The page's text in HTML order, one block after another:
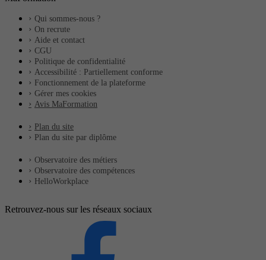
Qui sommes-nous ?
On recrute
Aide et contact
CGU
Politique de confidentialité
Accessibilité : Partiellement conforme
Fonctionnement de la plateforme
Gérer mes cookies
Avis MaFormation
Plan du site
Plan du site par diplôme
Observatoire des métiers
Observatoire des compétences
HelloWorkplace
Retrouvez-nous sur les réseaux sociaux